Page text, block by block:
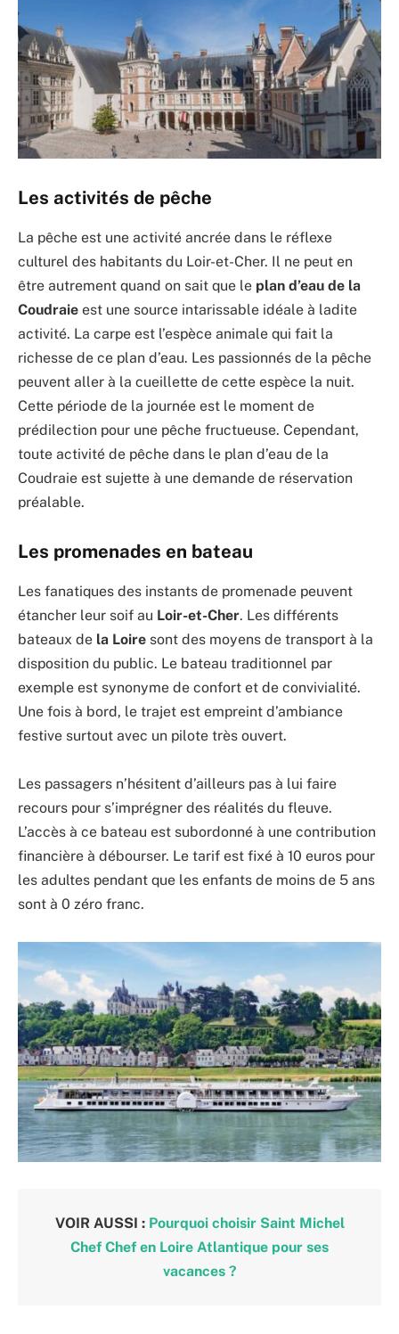
Les activités de pêche
La pêche est une activité ancrée dans le réflexe
culturel des habitants du Loir-et-Cher. Il ne peut en
être autrement quand on sait que le plan d’eau de la
Coudraie est une source intarissable idéale à ladite
activité. La carpe est l’espèce animale qui fait la
richesse de ce plan d’eau. Les passionnés de la pêche
peuvent aller à la cueillette de cette espèce la nuit.
Cette période de la journée est le moment de
prédilection pour une pêche fructueuse. Cependant,
toute activité de pêche dans le plan d’eau de la
Coudraie est sujette à une demande de réservation
préalable.
Les promenades en bateau
Les fanatiques des instants de promenade peuvent
étancher leur soif au Loir-et-Cher. Les différents
bateaux de la Loire sont des moyens de transport à la
disposition du public. Le bateau traditionnel par
exemple est synonyme de confort et de convivialité.
Une fois à bord, le trajet est empreint d’ambiance
festive surtout avec un pilote très ouvert.
Les passagers n’hésitent d’ailleurs pas à lui faire
recours pour s’imprégner des réalités du fleuve.
L’accès à ce bateau est subordonné à une contribution
financière à débourser. Le tarif est fixé à 10 euros pour
les adultes pendant que les enfants de moins de 5 ans
sont à 0 zéro franc.
VOIR AUSSI : Pourquoi choisir Saint Michel
Chef Chef en Loire Atlantique pour ses
vacances ?